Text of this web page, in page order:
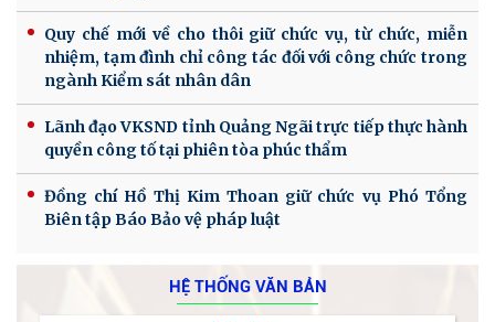
Quy chế mới về cho thôi giữ chức vụ, từ chức, miễn
nhiệm, tạm đình chỉ công tác đối với công chức trong
ngành Kiểm sát nhân dân
Lãnh đạo VKSND tỉnh Quảng Ngãi trực tiếp thực hành
quyền công tố tại phiên tòa phúc thẩm
Đồng chí Hồ Thị Kim Thoan giữ chức vụ Phó Tổng
Biên tập Báo Bảo vệ pháp luật
HỆ THỐNG VĂN BẢN